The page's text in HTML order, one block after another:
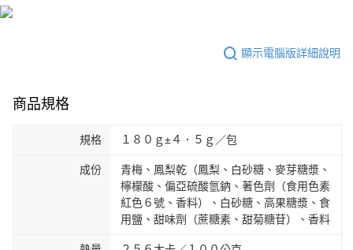
顯示電腦版詳細說明
商品規格
規格 １８０ｇ±４．５ｇ／包
成份
青梅、鳳梨乾（鳳梨、白砂糖、麥芽糖漿、
檸檬酸、偏亞硫酸氫鈉、著色劑（食用色素
紅色６號、香料）、白砂糖、高果糖漿、食
用鹽、甜味劑（蔗糖素、甜菊糖苷）、香料